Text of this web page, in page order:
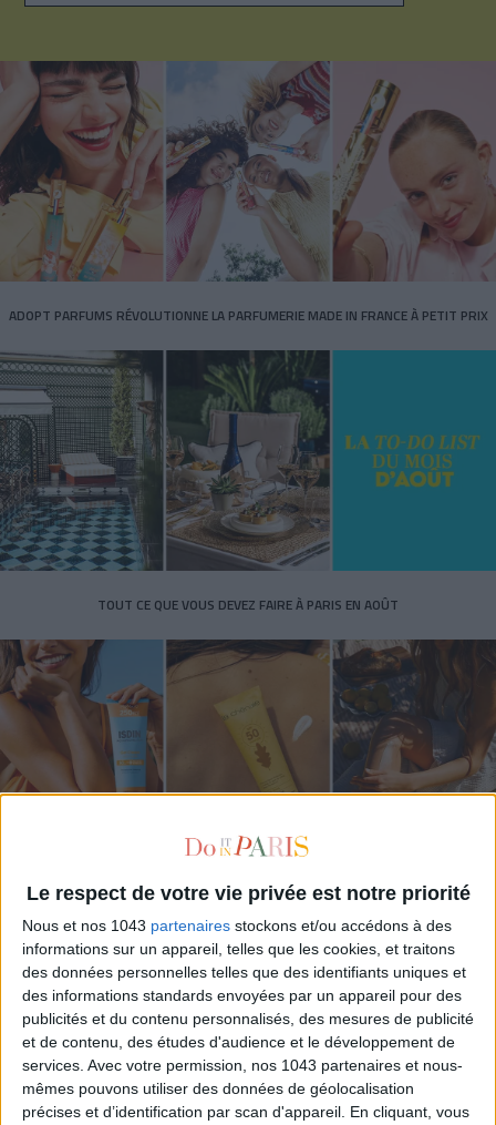
Le respect de votre vie privée est notre priorité
Nous et nos 1043 partenaires stockons et/ou accédons à des
informations sur un appareil, telles que les cookies, et traitons
des données personnelles telles que des identifiants uniques et
des informations standards envoyées par un appareil pour des
publicités et du contenu personnalisés, des mesures de publicité
et de contenu, des études d'audience et le développement de
services. Avec votre permission, nos 1043 partenaires et nous-
mêmes pouvons utiliser des données de géolocalisation
précises et d’identification par scan d'appareil. En cliquant, vous
ADOPT PARFUMS RÉVOLUTIONNE LA PARFUMERIE MADE IN FRANCE À PETIT PRIX
TOUT CE QUE VOUS DEVEZ FAIRE À PARIS EN AOÛT
LES SPF 50 QUI DONNENT ENVIE DE SE TARTINER